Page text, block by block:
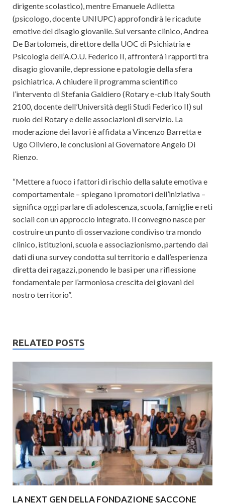
dirigente scolastico), mentre Emanuele Adiletta
(psicologo, docente UNIUPC) approfondirà le ricadute
emotive del disagio giovanile. Sul versante clinico, Andrea
De Bartolomeis, direttore della UOC di Psichiatria e
Psicologia dell’A.O.U. Federico II, affronterà i rapporti tra
disagio giovanile, depressione e patologie della sfera
psichiatrica. A chiudere il programma scientifico
l’intervento di Stefania Galdiero (Rotary e-club Italy South
2100, docente dell’Università degli Studi Federico II) sul
ruolo del Rotary e delle associazioni di servizio. La
moderazione dei lavori è affidata a Vincenzo Barretta e
Ugo Oliviero, le conclusioni al Governatore Angelo Di
Rienzo.
“Mettere a fuoco i fattori di rischio della salute emotiva e
comportamentale – spiegano i promotori dell’iniziativa –
significa oggi parlare di adolescenza, scuola, famiglie e reti
sociali con un approccio integrato. Il convegno nasce per
costruire un punto di osservazione condiviso tra mondo
clinico, istituzioni, scuola e associazionismo, partendo dai
dati di una survey condotta sul territorio e dall’esperienza
diretta dei ragazzi, ponendo le basi per una riflessione
fondamentale per l’armoniosa crescita dei giovani del
nostro territorio”.
RELATED POSTS
LA NEXT GEN DELLA FONDAZIONE SACCONE